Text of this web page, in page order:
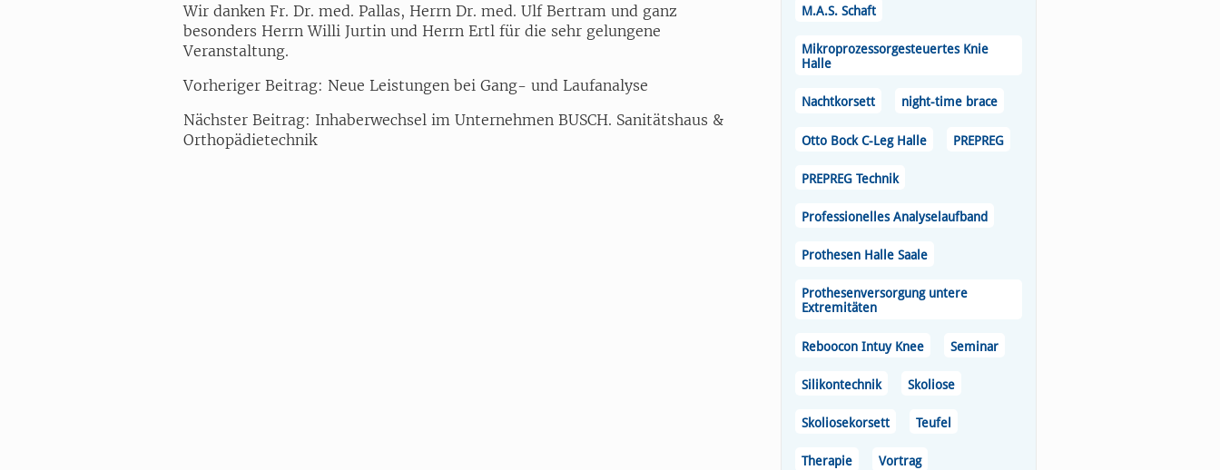
Wir danken Fr. Dr. med. Pallas, Herrn Dr. med. Ulf Bertram und ganz
besonders Herrn Willi Jurtin und Herrn Ertl für die sehr gelungene
Veranstaltung.
Vorheriger Beitrag: Neue Leistungen bei Gang- und Laufanalyse
Nächster Beitrag: Inhaberwechsel im Unternehmen BUSCH. Sanitätshaus &
Orthopädietechnik
M.A.S. Schaft
Mikroprozessorgesteuertes Knie
Halle
Nachtkorsett night-time brace
Otto Bock C-Leg Halle PREPREG
PREPREG Technik
Professionelles Analyselaufband
Prothesen Halle Saale
Prothesenversorgung untere
Extremitäten
Reboocon Intuy Knee Seminar
Silikontechnik Skoliose
Skoliosekorsett Teufel
Therapie Vortrag